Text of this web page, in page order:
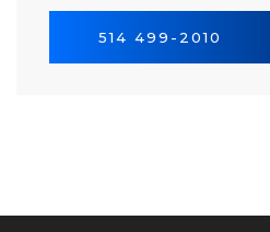
514 499-2010